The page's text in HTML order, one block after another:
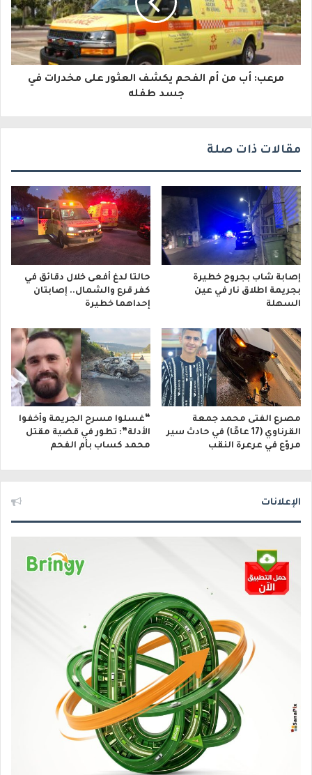
ت
ر
مرعب: أب من أم الفحم يكشف العثور على مخدرات في
جسد طفله
مقالات ذات صلة
إصابة شاب بجروح خطيرة
بجريمة اطلاق نار في عين
السهلة
حالتا لدغ أفعى خلال دقائق في
كفر قرع والشمال.. إصابتان
إحداهما خطيرة
مصرع الفتى محمد جمعة
القرناوي (17 عامًا) في حادث سير
مروّع في عرعرة النقب
“غسلوا مسرح الجريمة وأخفوا
الأدلة”: تطور في قضية مقتل
محمد كساب بأم الفحم
الإعلانات